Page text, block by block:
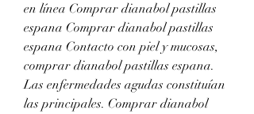
en línea Comprar dianabol pastillas
espana Comprar dianabol pastillas
espana Contacto con piel y mucosas,
comprar dianabol pastillas espana.
Las enfermedades agudas constituían
las principales. Comprar dianabol